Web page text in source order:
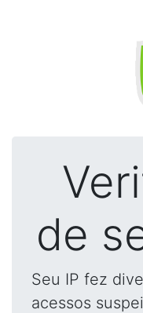
de
Seu IP fez
acessos